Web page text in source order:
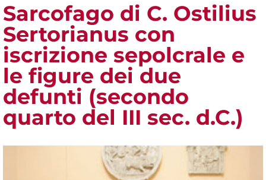
Sarcofago di C. Ostilius
Sertorianus con
iscrizione sepolcrale e
le figure dei due
defunti (secondo
quarto del III sec. d.C.)